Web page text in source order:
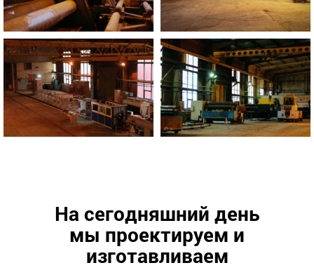
На сегодняшний день
мы проектируем и
изготавливаем